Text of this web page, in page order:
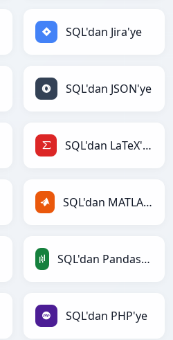
SQL'dan Jira'ye
SQL'dan JSON'ye
SQL'dan LaTeX'ye
SQL'dan MATLAB'ye
SQL'dan PandasDataFrame'ye
SQL'dan PHP'ye